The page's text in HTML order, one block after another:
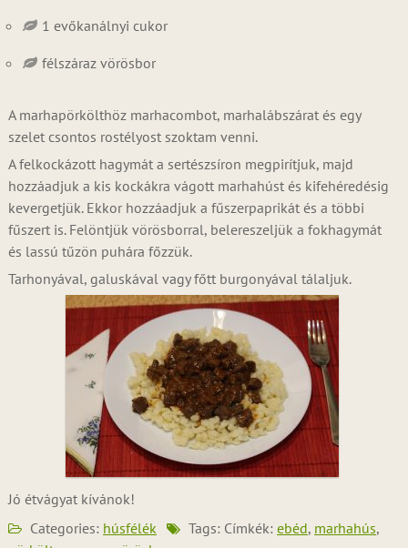
1 evőkanálnyi cukor
félszáraz vörösbor
A marhapörkölthöz marhacombot, marhalábszárat és egy
szelet csontos rostélyost szoktam venni.
A felkockázott hagymát a sertészsíron megpirítjuk, majd
hozzáadjuk a kis kockákra vágott marhahúst és kifehéredésig
kevergetjük. Ekkor hozzáadjuk a fűszerpaprikát és a többi
fűszert is. Felöntjük vörösborral, belereszeljük a fokhagymát
és lassú tűzön puhára főzzük.
Tarhonyával, galuskával vagy főtt burgonyával tálaljuk.
Jó étvágyat kívánok!
Categories: húsfélék Tags: Címkék: ebéd, marhahús,